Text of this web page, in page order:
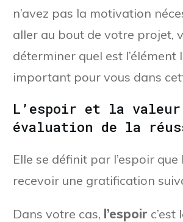
n’avez pas la motivation
aller au bout de votre projet,
déterminer quel est l’élément
important pour vous dans
L’espoir et la
évaluation de la
Elle se définit par l’espoir que
recevoir une gratification
Dans votre cas, l’espoir